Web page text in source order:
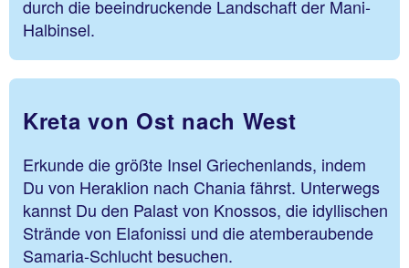
durch die beeindruckende Landschaft der Mani-
Halbinsel.
Kreta von Ost nach West
Erkunde die größte Insel Griechenlands, indem
Du von Heraklion nach Chania fährst. Unterwegs
kannst Du den Palast von Knossos, die idyllischen
Strände von Elafonissi und die atemberaubende
Samaria-Schlucht besuchen.